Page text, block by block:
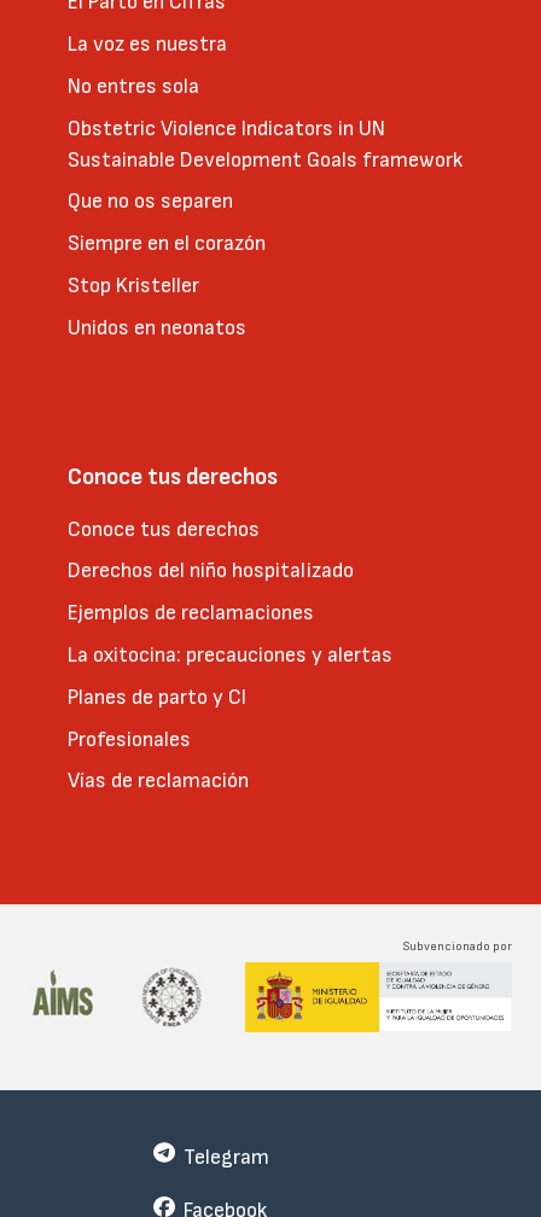
La voz es nuestra
No entres sola
Obstetric Violence Indicators in UN
Sustainable Development Goals framework
Que no os separen
Siempre en el corazón
Stop Kristeller
Unidos en neonatos
Conoce tus derechos
Conoce tus derechos
Derechos del niño hospitalizado
Ejemplos de reclamaciones
La oxitocina: precauciones y alertas
Planes de parto y CI
Profesionales
Vías de reclamación
Subvencionado por
Telegram
Facebook